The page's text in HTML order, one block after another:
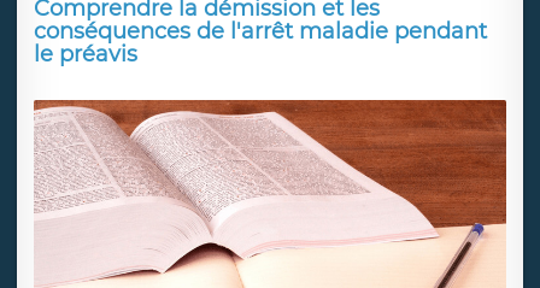
Comprendre la démission et les
conséquences de l'arrêt maladie pendant
le préavis